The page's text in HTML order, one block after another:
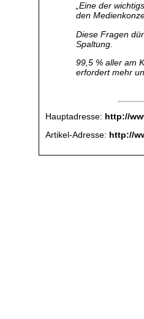
„Eine der
den
Diese Fragen
Spaltung.
99,5 % aller am
erfordert mehr
Hauptadresse: http://
Artikel-Adresse: http://